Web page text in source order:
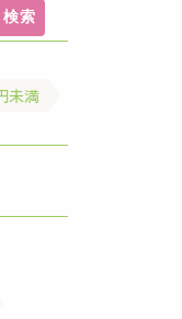
検索
未満